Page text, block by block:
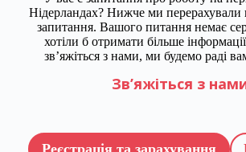
Нідерландах? Нижче ми перерахували
запитання. Вашого питання немає
хотіли б отримати більше
зв’яжіться з нами, ми будемо раді
Зв’яжіться з
Реєстрація та зарахування